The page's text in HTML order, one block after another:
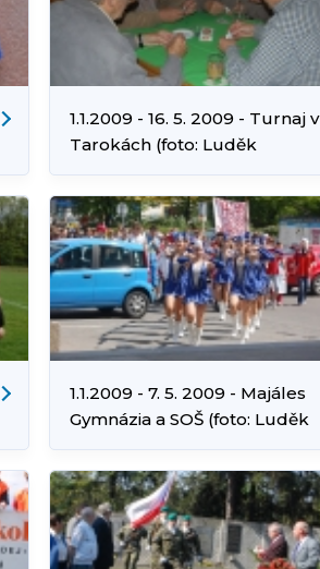
1.1.2009 - 16. 5. 2009 - Turnaj v
Tarokách (foto: Luděk
1.1.2009 - 7. 5. 2009 - Majáles
Gymnázia a SOŠ (foto: Luděk
Cibulka)